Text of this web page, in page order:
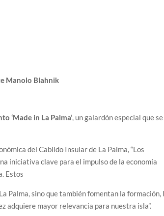
Manolo Blahnik
‘Made in La Palma’, un galardón especial que se
del Cabildo Insular de La Palma, “Los
iniciativa clave para el impulso de la economía
Estos
Palma, sino que también fomentan la formación,
adquiere mayor relevancia para nuestra isla”.